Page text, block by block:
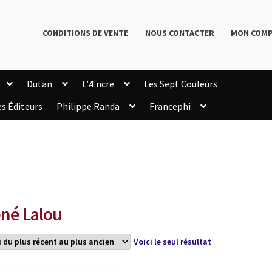
CONDITIONS DE VENTE NOUS CONTACTER MON
Dutan L’Æncre
Les Sept Couleurs
Éditeurs Philippe Randa
Francephi
Lalou
Voici le seul résultat